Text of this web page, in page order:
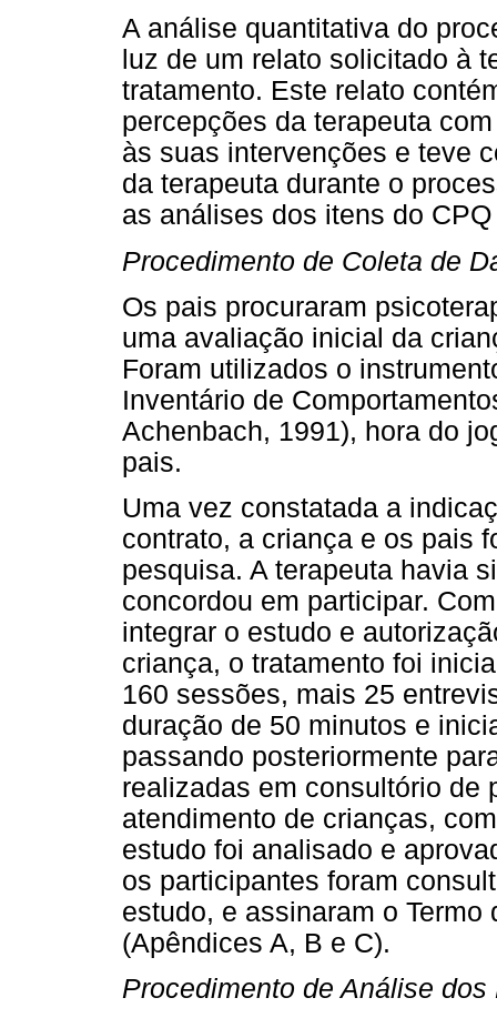
A análise quantitativa do
luz de um relato solicitado à
tratamento. Este relato
percepções da terapeuta
às suas intervenções e teve
da terapeuta durante o
as análises dos itens do
Procedimento de Coleta de
Os pais procuraram
uma avaliação inicial da
Foram utilizados o
Inventário de
Achenbach, 1991), hora do
pais.
Uma vez constatada a
contrato, a criança e os pais
pesquisa. A terapeuta havia
concordou em participar.
integrar o estudo e
criança, o tratamento foi
160 sessões, mais 25
duração de 50 minutos e
passando posteriormente
realizadas em consultório de
atendimento de crianças,
estudo foi analisado e
os participantes foram
estudo, e assinaram o
(Apêndices A, B e C).
Procedimento de Análise dos